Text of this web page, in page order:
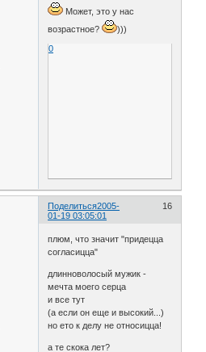
Может, это у нас
возрастное?
)))
0
Поделиться 16
2005-
01-19 03:05:01
плюм, что значит "придецца
согласицца"
длинноволосый мужик -
мечта моего серца
и все тут
(а если он еще и высокий...)
но ето к делу не относицца!
а те скока лет?